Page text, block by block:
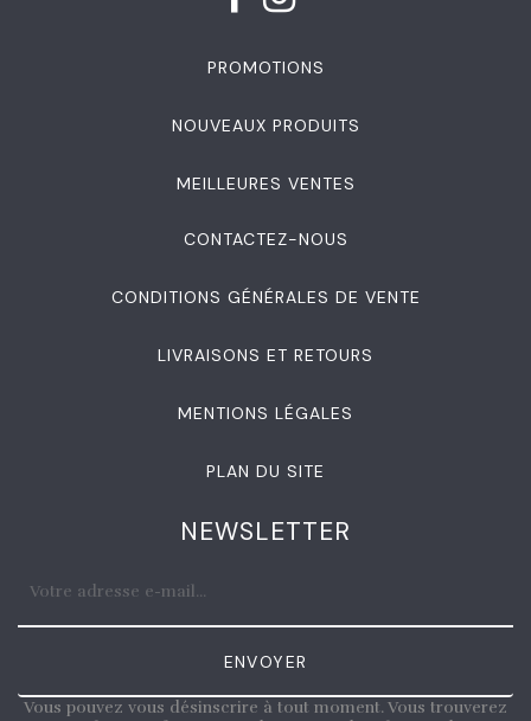
PROMOTIONS
NOUVEAUX PRODUITS
MEILLEURES VENTES
CONTACTEZ-NOUS
CONDITIONS GÉNÉRALES DE VENTE
LIVRAISONS ET RETOURS
MENTIONS LÉGALES
PLAN DU SITE
NEWSLETTER
ENVOYER
Vous pouvez vous désinscrire à tout moment. Vous trouverez